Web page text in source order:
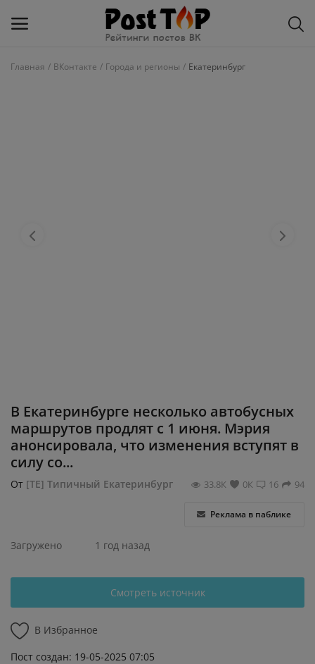
О рейтинге
Главная ВКонтакте Города и регионы Екатеринбург
В Екатеринбурге несколько автобусных
маршрутов продлят с 1 июня. Мэрия
анонсировала, что изменения вступят в
силу со...
От [ТЕ] Типичный Екатеринбург 94
16
0К
33.8К
Реклама в паблике
Загружено 1 год назад
Смотреть источник
В Избранное
Пост создан: 19-05-2025 07:05